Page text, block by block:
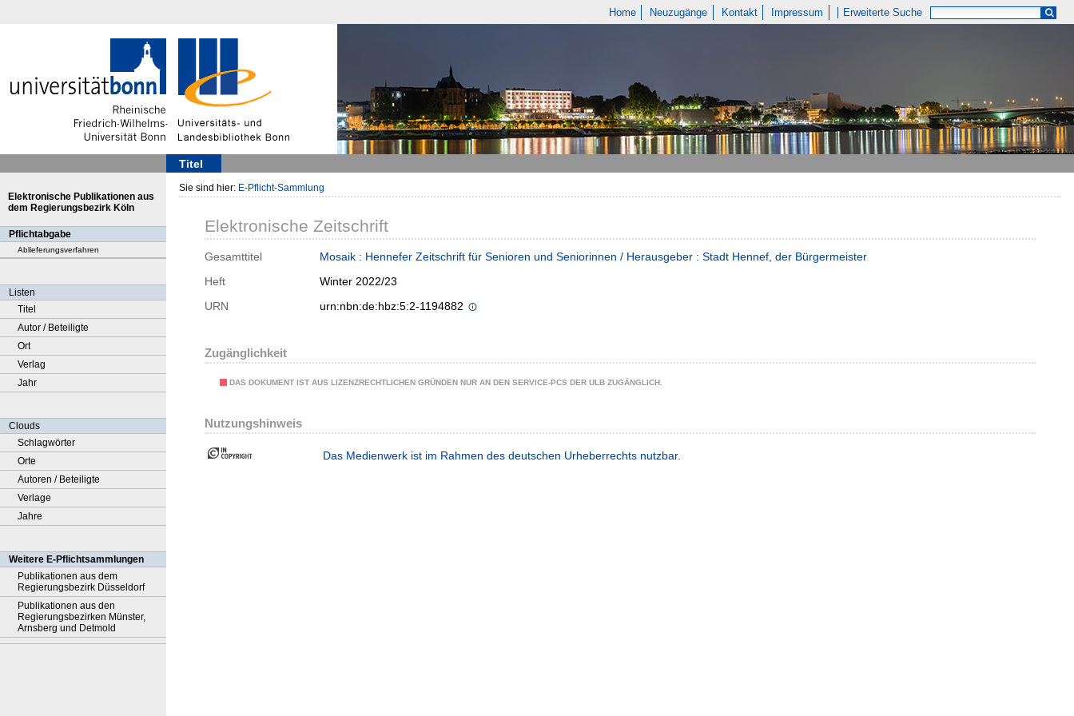
Home Neuzugänge Kontakt Impressum Erweiterte Suche
Titel
Elektronische Publikationen aus
dem Regierungsbezirk Köln
Pflichtabgabe
Ablieferungsverfahren
Listen
Titel
Autor / Beteiligte
Ort
Verlag
Jahr
Clouds
Schlagwörter
Orte
Autoren / Beteiligte
Verlage
Jahre
Weitere E-Pflichtsammlungen
Publikationen aus dem
Regierungsbezirk Düsseldorf
Publikationen aus den
Regierungsbezirken Münster,
Arnsberg und Detmold
Sie sind hier: E-Pflicht-Sammlung
Elektronische Zeitschrift
Gesamttitel
Mosaik : Hennefer Zeitschrift für Senioren und Seniorinnen / Herausgeber : Stadt Hennef, der Bürgermeister
Heft
Winter 2022/23
URN
urn:nbn:de:hbz:5:2-1194882
Zugänglichkeit
DAS DOKUMENT IST AUS LIZENZRECHTLICHEN GRÜNDEN NUR AN DEN SERVICE-PCS DER ULB ZUGÄNGLICH.
Nutzungshinweis
Das Medienwerk ist im Rahmen des deutschen Urheberrechts nutzbar.